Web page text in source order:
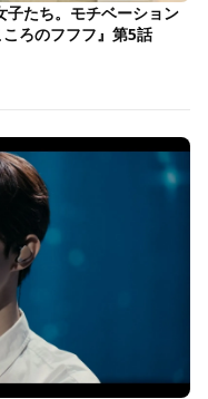
子たち。モチベーション
ろのフフフ』第5話